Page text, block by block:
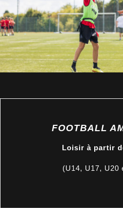
FOOTBALL
Loisir à partir
(U14, U17, U20